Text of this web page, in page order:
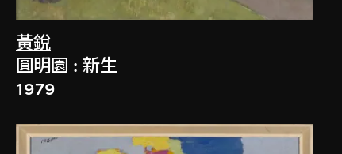
黃銳
圓明園 : 新生
1979